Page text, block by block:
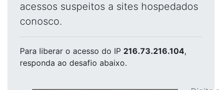
acessos suspeitos a sites hospedados
conosco.
Para liberar o acesso do IP 216.73.216.104,
responda ao desafio abaixo.